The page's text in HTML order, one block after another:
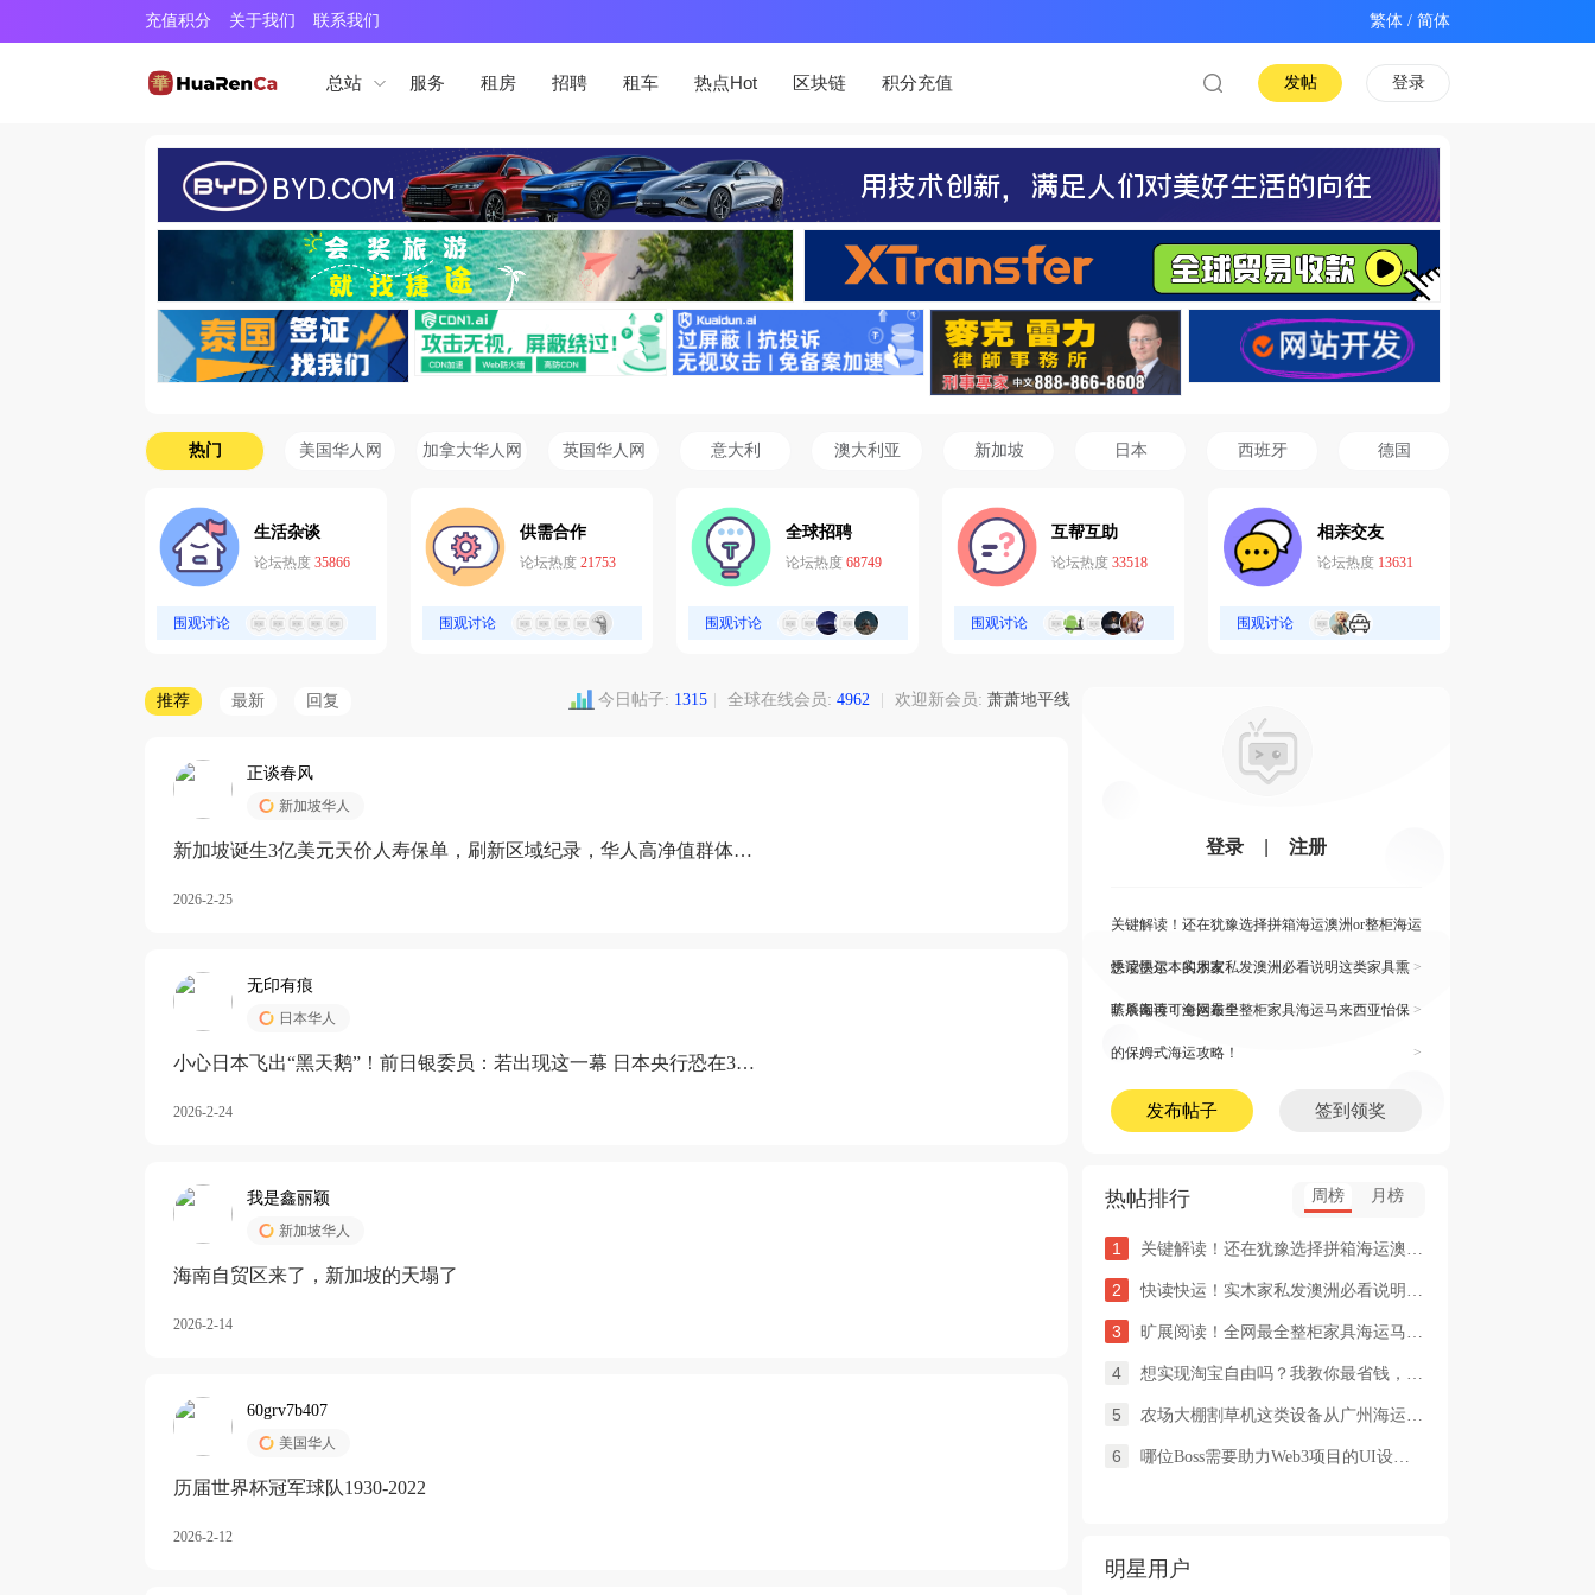
充值积分 关于我们 联系我们 /
总站 服务 租房 招聘 租车 热点Hot 区块链 积分充值 登录
发帖
热门 美国华人网 加拿大华人网 英国华人网 意大利 澳大利亚 新加坡 日本 西班牙 德国
生活杂谈
论坛热度 35866
围观讨论
供需合作
论坛热度 21753
围观讨论
全球招聘
论坛热度 68749
围观讨论
互帮互助
论坛热度 33518
围观讨论
相亲交友
论坛热度 13631
围观讨论
推荐 最新 回复 今日帖子: 1315 全球在线会员: 4962 欢迎新会员: 萧萧地平线
正谈春风
新加坡华人
新加坡诞生3亿美元天价人寿保单，刷新区域纪录，华人高净值群体成
2026-2-25
无印有痕
日本华人
小心日本飞出“黑天鹅”！前日银委员：若出现这一幕 日本央行恐在3月
2026-2-24
我是鑫丽颖
新加坡华人
海南自贸区来了，新加坡的天塌了
2026-2-14
60grv7b407
美国华人
历届世界杯冠军球队1930-2022
2026-2-12
登录 注册
关键解读！还在犹豫选择拼箱海运澳洲or整柜海运
悉尼墨尔本的朋友 >
快读快运！实木家私发澳洲必看说明这类家具熏
蒸杀毒再可海运布里 >
旷展阅读！全网最全整柜家具海运马来西亚怡保
的保姆式海运攻略！ >
发布帖子 签到领奖
热帖排行 周榜 月榜
1 关键解读！还在犹豫选择拼箱海运澳洲or整柜海运悉尼墨尔本的朋友
2 快读快运！实木家私发澳洲必看说明这类家具熏蒸杀毒再可海运布里
3 旷展阅读！全网最全整柜家具海运马来西亚怡保的保姆式海运攻略！
4 想实现淘宝自由吗？我教你最省钱，最方便的方法
5 农场大棚割草机这类设备从广州海运到澳洲堪培拉过海关需要提供什
6 哪位Boss需要助力Web3项目的UI设计，或qian
明星用户